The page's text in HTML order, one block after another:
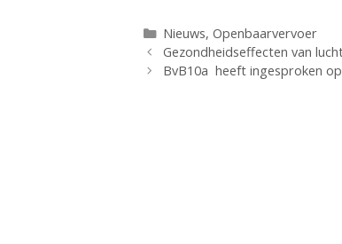
Categorieën
Nieuws, Openbaarvervoer
Gezondheidseffecten van
BvB10a heeft ingesproken